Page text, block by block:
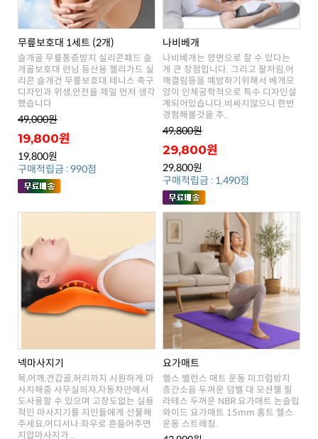
무릎보호대 1세트 (2개)
했습니다
49,000원
19,800원
19,800원
구매적립금 : 990점
나비베개
경험해볼것을 추..
49,800원
29,800원
29,800원
구매적립금 : 1,490점
넥마사지기
지압마사지가 ..
요가매트
운동 스트레칭.